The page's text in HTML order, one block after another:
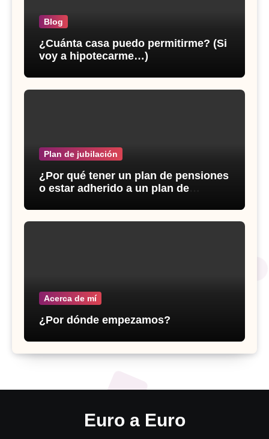
Blog
¿Cuánta casa puedo permitirme? (Si
voy a hipotecarme…)
Plan de jubilación
¿Por qué tener un plan de pensiones
o estar adherido a un plan de
Acerca de mí
¿Por dónde empezamos?
Euro a Euro